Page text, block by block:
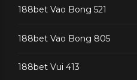
188bet Vao Bong 521
188bet Vao Bong 805
188bet Vui 413